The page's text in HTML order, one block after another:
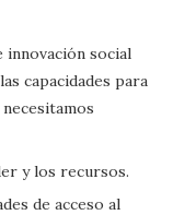
innovación social
capacidades para
y los recursos.
de acceso al